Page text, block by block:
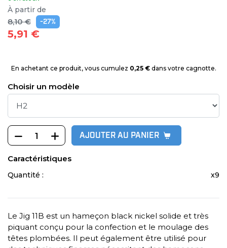
À partir de
8,10 € -27%
5,91 €
En achetant ce produit, vous cumulez 0,25 €dans votre cagnotte.
Choisir un modèle
AJOUTER AU PANIER
Caractéristiques
Quantité : x9
Le Jig 11B est un hameçon black nickel solide et très
piquant conçu pour la confection et le moulage des
têtes plombées. Il peut également être utilisé pour